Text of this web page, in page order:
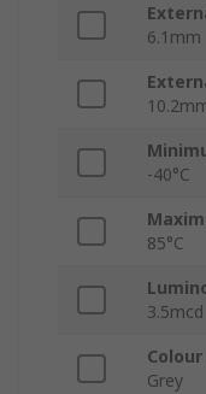
6.1mm
-40°C
85°C
3.5mcd
Grey